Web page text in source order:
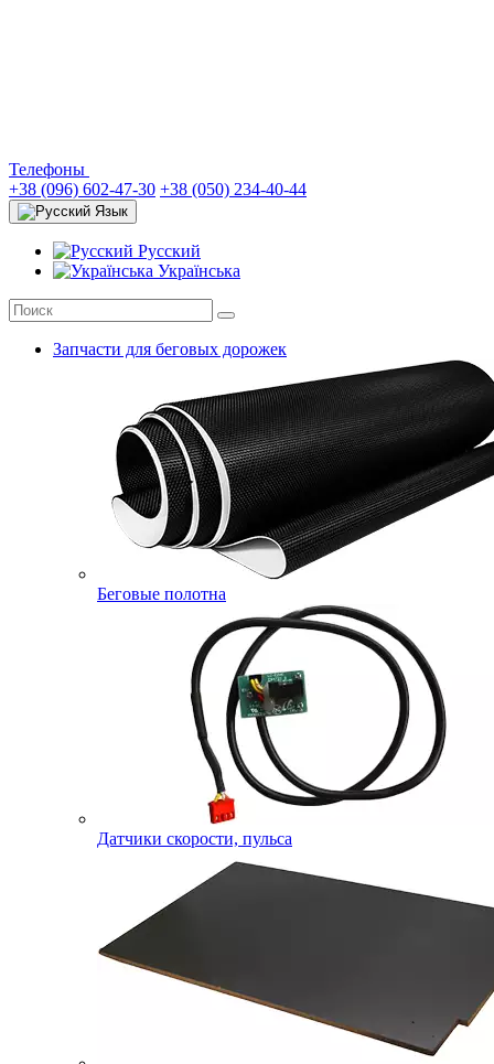
Телефоны
+38 (096) 602-47-30 +38 (050) 234-40-44
Язык
Русский
Українська
Запчасти для беговых дорожек
Беговые полотна
Датчики скорости, пульса